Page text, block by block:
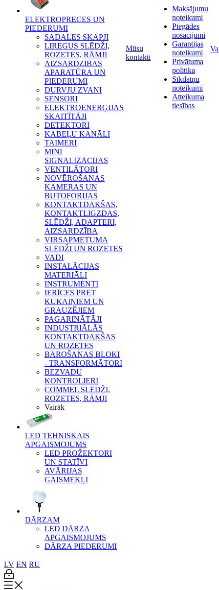
ELEKTROPRECES UN
PIEDERUMI
SADALES SKAPJI
LIREGUS SLĒDŽI,
ROZETES, RĀMJI
AIZSARDZĪBAS
APARATŪRA UN
PIEDERUMI
DURVJU ZVANI
SENSORI
ELEKTROENERĢIJAS
SKAITĪTĀJI
DETEKTORI
KABEĻU KANĀLI
TAIMERI
MINI
SIGNALIZĀCIJAS
VENTILĀTORI
NOVĒROŠANAS
KAMERAS UN
BUTOFORIJAS
KONTAKTDAKŠAS,
KONTAKTLIGZDAS,
SLĒDŽI, ADAPTERI,
AIZSARDZĪBA
VIRSAPMETUMA
SLĒDŽI UN ROZETES
VADI
INSTALĀCIJAS
MATERIĀLI
INSTRUMENTI
IERĪCES PRET
KUKAIŅIEM UN
GRAUZĒJIEM
PAGARINĀTĀJI
INDUSTRIĀLĀS
KONTAKTDAKŠAS
UN ROZETES
BAROŠANAS BLOKI
- TRANSFORMĀTORI
BEZVADU
KONTROLIERI
COMMEL SLĒDŽI,
ROZETES, RĀMJI
Vairāk
LED TEHNISKAIS
APGAISMOJUMS
LED PROŽEKTORI
UN STATĪVI
AVĀRIJAS
GAISMEKĻI
DĀRZAM
LED DĀRZA
APGAISMOJUMS
DĀRZA PIEDERUMI
Mūsu
kontakti
Maksājumu
noteikumi
Piegādes
nosacījumi
Garantijas
noteikumi
Privātuma
politika
Sīkdatņu
noteikumi
Atteikuma
tiesības
LV EN RU